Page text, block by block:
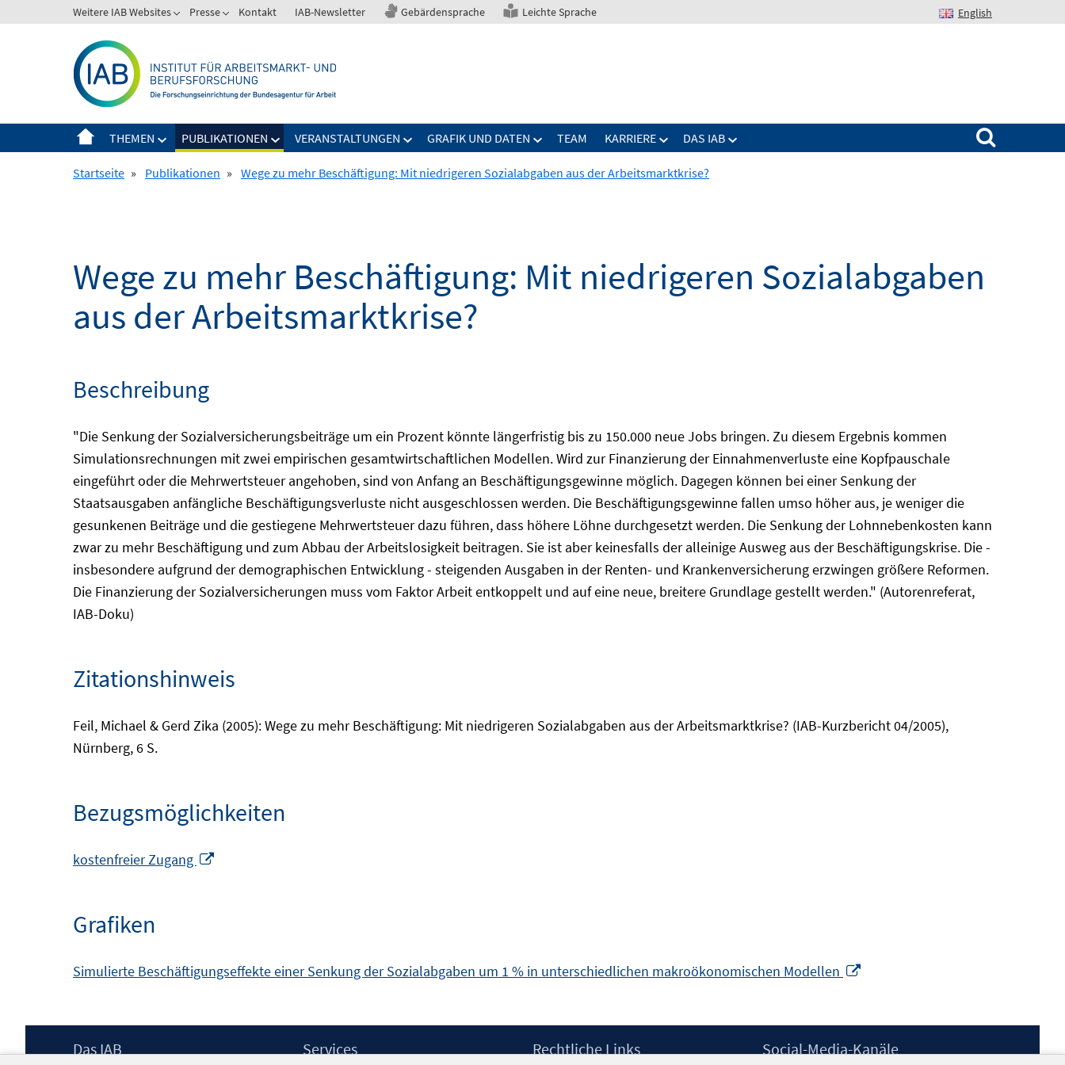
zum
Weitere IAB Websites Presse Kontakt IAB-Newsletter Gebärdensprache Leichte Sprache English
THEMEN PUBLIKATIONEN VERANSTALTUNGEN GRAFIK UND DATEN TEAM KARRIERE DAS IAB
Suchen nach:
Startseite » Publikationen » Wege zu mehr Beschäftigung: Mit niedrigeren Sozialabgaben aus der Arbeitsmarktkrise?
Wege zu mehr Beschäftigung: Mit niedrigeren Sozialabgaben
aus der Arbeitsmarktkrise?
Beschreibung
"Die Senkung der Sozialversicherungsbeiträge um ein Prozent könnte längerfristig bis zu 150.000 neue Jobs bringen. Zu diesem Ergebnis kommen
Simulationsrechnungen mit zwei empirischen gesamtwirtschaftlichen Modellen. Wird zur Finanzierung der Einnahmenverluste eine Kopfpauschale
eingeführt oder die Mehrwertsteuer angehoben, sind von Anfang an Beschäftigungsgewinne möglich. Dagegen können bei einer Senkung der
Staatsausgaben anfängliche Beschäftigungsverluste nicht ausgeschlossen werden. Die Beschäftigungsgewinne fallen umso höher aus, je weniger die
gesunkenen Beiträge und die gestiegene Mehrwertsteuer dazu führen, dass höhere Löhne durchgesetzt werden. Die Senkung der Lohnnebenkosten kann
zwar zu mehr Beschäftigung und zum Abbau der Arbeitslosigkeit beitragen. Sie ist aber keinesfalls der alleinige Ausweg aus der Beschäftigungskrise. Die -
insbesondere aufgrund der demographischen Entwicklung - steigenden Ausgaben in der Renten- und Krankenversicherung erzwingen größere Reformen.
Die Finanzierung der Sozialversicherungen muss vom Faktor Arbeit entkoppelt und auf eine neue, breitere Grundlage gestellt werden." (Autorenreferat,
IAB-Doku)
Zitationshinweis
Feil, Michael & Gerd Zika (2005): Wege zu mehr Beschäftigung: Mit niedrigeren Sozialabgaben aus der Arbeitsmarktkrise? (IAB-Kurzbericht 04/2005),
Nürnberg, 6 S.
Bezugsmöglichkeiten
kostenfreier Zugang
Grafiken
Simulierte Beschäftigungseffekte einer Senkung der Sozialabgaben um 1 % in unterschiedlichen makroökonomischen Modellen
Footer
Das IAB Services Rechtliche Links Social-Media-Kanäle